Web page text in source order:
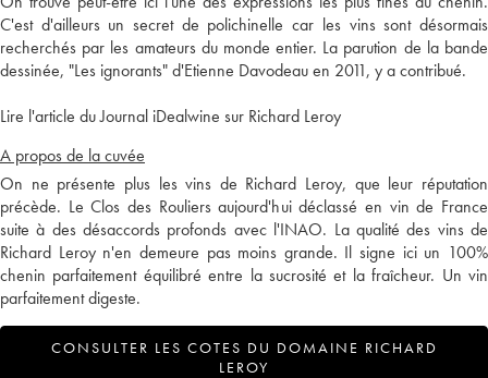
C'est d'ailleurs un secret de polichinelle car les vins sont désormais
recherchés par les amateurs du monde entier. La parution de la bande
dessinée, "Les ignorants" d'Etienne Davodeau en 2011, y a contribué.
Lire l'article du Journal iDealwine sur Richard Leroy
A propos de la cuvée
On ne présente plus les vins de Richard Leroy, que leur réputation
précède. Le Clos des Rouliers aujourd'hui déclassé en vin de France
suite à des désaccords profonds avec l'INAO. La qualité des vins de
Richard Leroy n'en demeure pas moins grande. Il signe ici un 100%
chenin parfaitement équilibré entre la sucrosité et la fraîcheur. Un vin
parfaitement digeste.
CONSULTER LES COTES DU DOMAINE RICHARD
LEROY